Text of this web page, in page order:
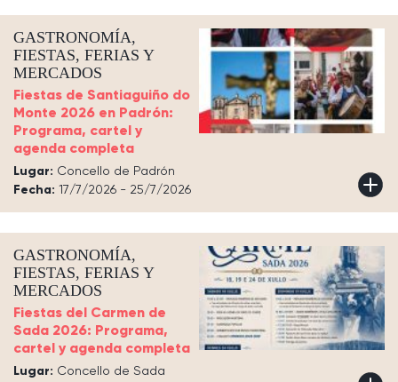
GASTRONOMÍA,
FIESTAS, FERIAS Y
MERCADOS
Fiestas de Santiaguiño do
Monte 2026 en Padrón:
Programa, cartel y
agenda completa
Lugar: Concello de Padrón
Fecha: 17/7/2026 - 25/7/2026
GASTRONOMÍA,
FIESTAS, FERIAS Y
MERCADOS
Fiestas del Carmen de
Sada 2026: Programa,
cartel y agenda completa
Lugar: Concello de Sada